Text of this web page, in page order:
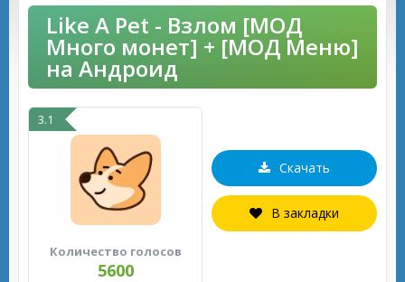
Like A Pet - Взлом [МОД
Много монет] + [МОД Меню]
на Андроид
3.1
Количество голосов
5600
Скачать
В закладки